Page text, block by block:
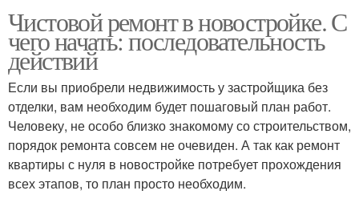
Чистовой ремонт в новостройке. С
чего начать: последовательность
действий
Если вы приобрели недвижимость у застройщика без
отделки, вам необходим будет пошаговый план работ.
Человеку, не особо близко знакомому со строительством,
порядок ремонта совсем не очевиден. А так как ремонт
квартиры с нуля в новостройке потребует прохождения
всех этапов, то план просто необходим.